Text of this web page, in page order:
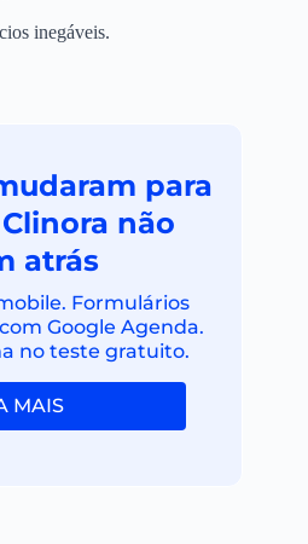
inegáveis.
para
não
atrás
Formulários
Google Agenda.
no teste gratuito.
MAIS